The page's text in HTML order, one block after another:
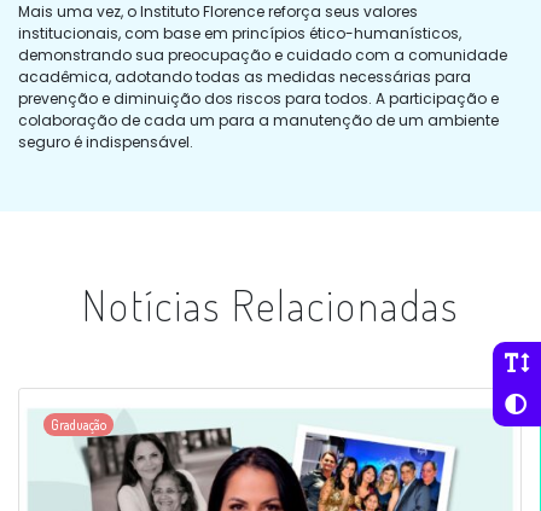
Mais uma vez, o Instituto Florence reforça seus valores
institucionais, com base em princípios ético-humanísticos,
demonstrando sua preocupação e cuidado com a comunidade
acadêmica, adotando todas as medidas necessárias para
prevenção e diminuição dos riscos para todos. A participação e
colaboração de cada um para a manutenção de um ambiente
seguro é indispensável.
Notícias Relacionadas
Graduação